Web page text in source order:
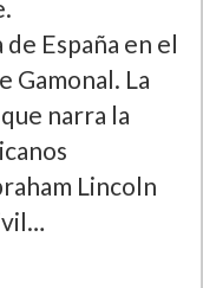
España en el
Gamonal. La
narra la
Lincoln